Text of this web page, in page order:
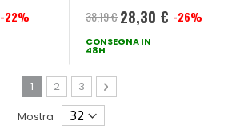
-22% 38,19 € Prezzo
speciale
28,30 € -26%
CONSEGNA IN
48H
Pagina
Attualmente stai leggendo la pagina
1 Pagina
2 Pagina
3 Pagina
Avanti
Mostra